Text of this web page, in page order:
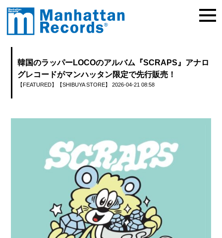
韓国のラッパーLOCOのアルバム『SCRAPS』アナロ
グレコードがマンハッタン限定で先行販売！
【FEATURED】 【SHIBUYA STORE】 2026-04-21 08:58